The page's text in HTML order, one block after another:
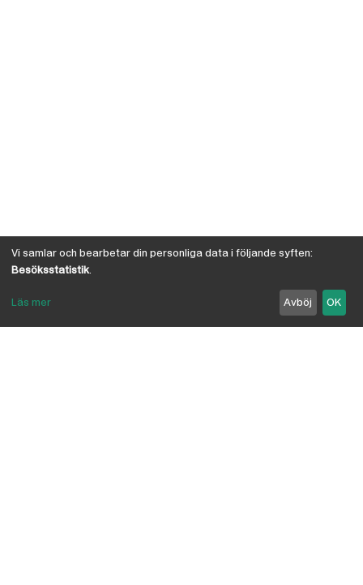
Vi samlar och bearbetar din personliga data i följande syften:
Besöksstatistik.
Läs mer Avböj OK